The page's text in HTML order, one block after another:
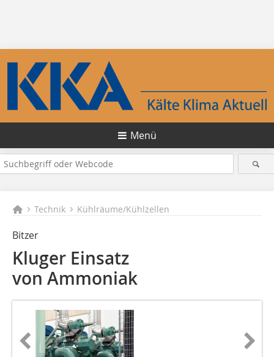
Menü
Technik Kühlräume/Kühlzellen
Bitzer
Kluger Einsatz
von Ammoniak